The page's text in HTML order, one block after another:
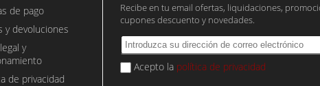
de pago
y devoluciones
y
de privacidad
Recibe en tu email ofertas, liquidaciones,
cupones descuento y novedades.
Acepto la política de privacidad